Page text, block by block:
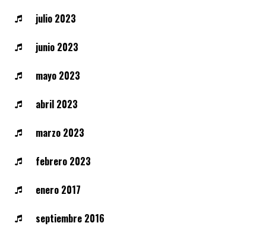
julio 2023
junio 2023
mayo 2023
abril 2023
marzo 2023
febrero 2023
enero 2017
septiembre 2016